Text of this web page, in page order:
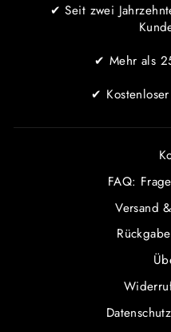
✔ Seit zwei
✔ Mehr als
✔
FAQ:
Versand